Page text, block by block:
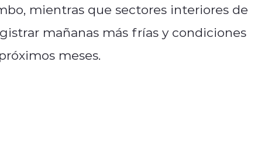
mientras que sectores interiores de
mañanas más frías y condiciones
meses.